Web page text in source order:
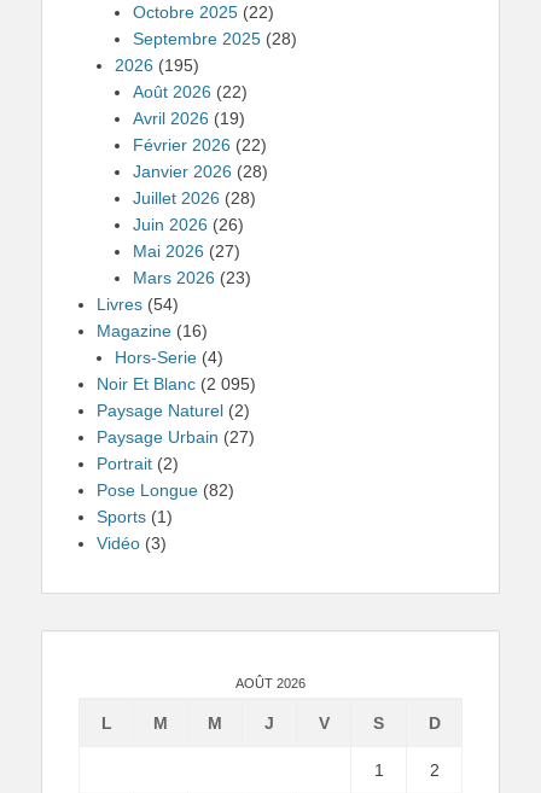
Octobre 2025 (22)
Septembre 2025 (28)
2026 (195)
Août 2026 (22)
Avril 2026 (19)
Février 2026 (22)
Janvier 2026 (28)
Juillet 2026 (28)
Juin 2026 (26)
Mai 2026 (27)
Mars 2026 (23)
Livres (54)
Magazine (16)
Hors-Serie (4)
Noir Et Blanc (2 095)
Paysage Naturel (2)
Paysage Urbain (27)
Portrait (2)
Pose Longue (82)
Sports (1)
Vidéo (3)
AOÛT 2026
L M M J V S D
1 2